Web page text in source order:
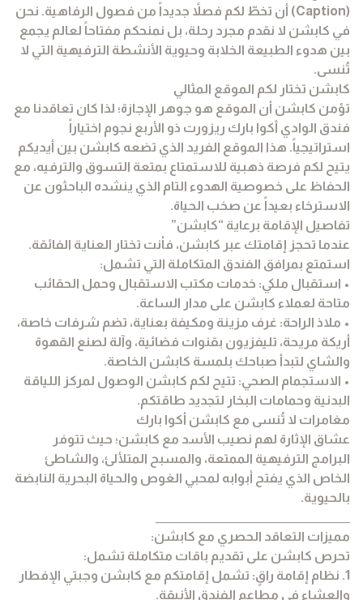
(Caption) أن تخطّ لكم فصلاً جديداً من فصول الرفاهية. نحن
في كابشن لا نقدم مجرد رحلة، بل نمنحكم مفتاحاً لعالم يجمع
بين هدوء الطبيعة الخلابة وحيوية الأنشطة الترفيهية التي لا
تُنسى.
كابشن تختار لكم الموقع المثالي
تؤمن كابشن أن الموقع هو جوهر الإجازة؛ لذا كان تعاقدنا مع
فندق الوادي أكوا بارك ريزورت ذو الأربع نجوم اختياراً
استراتيجياً. هذا الموقع الفريد الذي تضعه كابشن بين أيديكم
يتيح لكم فرصة ذهبية للاستمتاع بمتعة التسوق والترفيه، مع
الحفاظ على خصوصية الهدوء التام الذي ينشده الباحثون عن
الاسترخاء بعيداً عن صخب الحياة.
تفاصيل الإقامة برعاية “كابشن”
عندما تحجز إقامتك عبر كابشن، فأنت تختار العناية الفائقة.
استمتع بمرافق الفندق المتكاملة التي تشمل:
• استقبال ملكي: خدمات مكتب الاستقبال وحمل الحقائب
متاحة لعملاء كابشن على مدار الساعة.
• ملاذ الراحة: غرف مزينة ومكيفة بعناية، تضم شرفات خاصة،
أريكة مريحة، تليفزيون بقنوات فضائية، وآلة لصنع القهوة
والشاي لتبدأ صباحك بلمسة كابشن الخاصة.
• الاستجمام الصحي: تتيح لكم كابشن الوصول لمركز اللياقة
البدنية وحمامات البخار لتجديد طاقتكم.
مغامرات لا تُنسى مع كابشن أكوا بارك
عشاق الإثارة لهم نصيب الأسد مع كابشن؛ حيث تتوفر
البرامج الترفيهية الممتعة، والمسبح المتلألئ، والشاطئ
الخاص الذي يفتح أبوابه لمحبي الغوص والحياة البحرية النابضة
بالحيوية.
مميزات التعاقد الحصري مع كابشن:
تحرص كابشن على تقديم باقات متكاملة تشمل:
1. نظام إقامة راقٍ: تشمل إقامتكم مع كابشن وجبتي الإفطار
والعشاء في مطاعم الفندق الأنيقة.